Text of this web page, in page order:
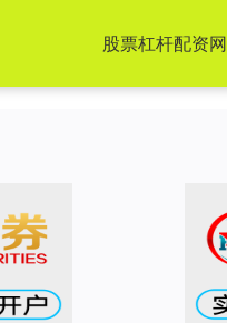
股票杠杆配资网